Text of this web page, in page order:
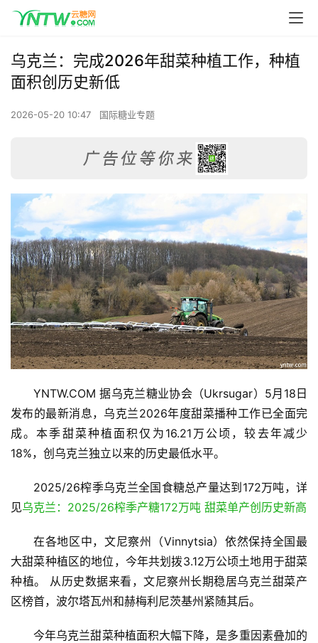
乌克兰：完成2026年甜菜种植工作，种植
面积创历史新低
2026-05-20 10:47 国际糖业专题
YNTW.COM 据乌克兰糖业协会（Ukrsugar）5月18日
发布的最新消息，乌克兰2026年度甜菜播种工作已全面完
成。本季甜菜种植面积仅为16.21万公顷，较去年减少
18%，创乌克兰独立以来的历史最低水平。
2025/26榨季乌克兰全国食糖总产量达到172万吨，详
见乌克兰：2025/26榨季产糖172万吨 甜菜单产创历史新高
在各地区中，文尼察州（Vinnytsia）依然保持全国最
大甜菜种植区的地位，今年共划拨3.12万公顷土地用于甜菜
种植。 从历史数据来看，文尼察州长期稳居乌克兰甜菜产
区榜首，波尔塔瓦州和赫梅利尼茨基州紧随其后。
今年乌克兰甜菜种植面积大幅下降，是多重因素叠加的